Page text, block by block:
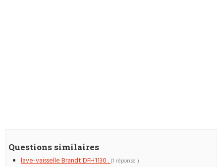
Questions similaires
lave-vaisselle Brandt DFH1130 .(1 réponse )